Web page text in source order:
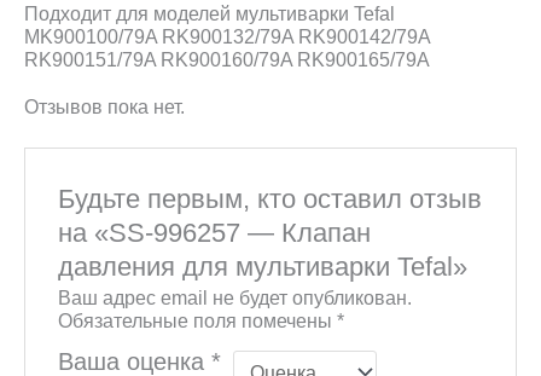
Подходит для моделей мультиварки Tefal
MK900100/79A RK900132/79A RK900142/79A
RK900151/79A RK900160/79A RK900165/79A
Отзывов пока нет.
Будьте первым, кто оставил отзыв
на «SS-996257 — Клапан
давления для мультиварки Tefal»
Ваш адрес email не будет опубликован.
Обязательные поля помечены*
Ваша оценка*